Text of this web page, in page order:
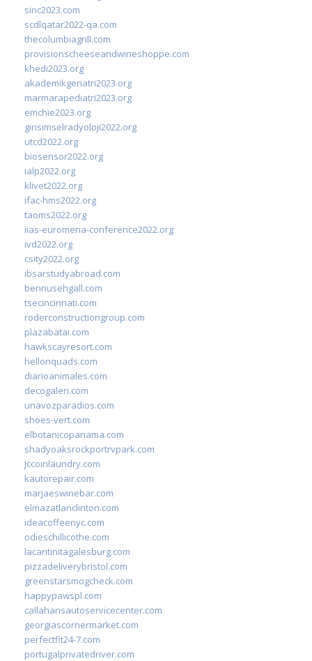
sinc2023.com
scdlqatar2022-qa.com
thecolumbiagrill.com
provisionscheeseandwineshoppe.com
khedi2023.org
akademikgeriatri2023.org
marmarapediatri2023.org
emchie2023.org
girisimselradyoloji2022.org
utcd2022.org
biosensor2022.org
ialp2022.org
klivet2022.org
ifac-hms2022.org
taoms2022.org
iias-euromena-conference2022.org
ivd2022.org
csity2022.org
ibsarstudyabroad.com
bennusehgall.com
tsecincinnati.com
roderconstructiongroup.com
plazabatai.com
hawkscayresort.com
hellonquads.com
diarioanimales.com
decogaleri.com
unavozparadios.com
shoes-vert.com
elbotanicopanama.com
shadyoaksrockportrvpark.com
jccoinlaundry.com
kautorepair.com
marjaeswinebar.com
elmazatlanclinton.com
ideacoffeenyc.com
odieschillicothe.com
lacantinitagalesburg.com
pizzadeliverybristol.com
greenstarsmogcheck.com
happypawspl.com
callahansautoservicecenter.com
georgiascornermarket.com
perfectfit24-7.com
portugalprivatedriver.com